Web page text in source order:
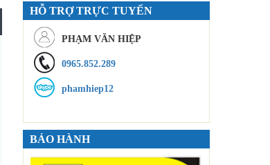
HỖ TRỢ TRỰC TUYẾN
PHẠM VĂN HIỆP
0965.852.289
phamhiep12
BẢO HÀNH